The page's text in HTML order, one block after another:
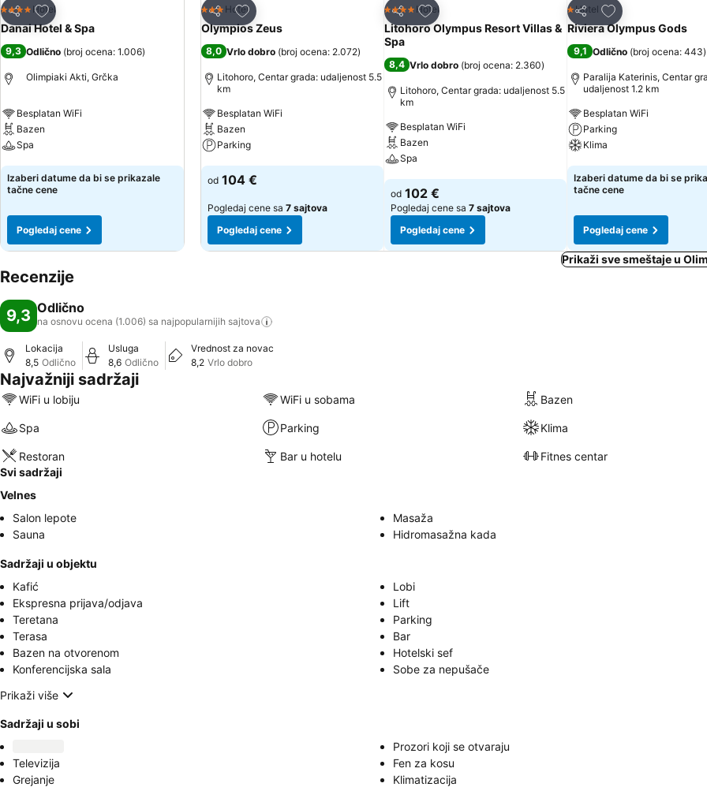
Deli
Dodati u favorite
4 Zvezdice
Hotel
Danai Hotel & Spa
9,3 Odlično (broj ocena: 1.006)
Olimpiaki Akti, Grčka
Besplatan WiFi
Bazen
Spa
Pogledaj cene
Izaberi datume da bi se prikazale
tačne cene
Pogledaj cene
Deli
Dodati u favorite
3 Zvezdice
Hotel
Olympios Zeus
8,0 Vrlo dobro (broj ocena: 2.072)
Litohoro, Centar grada: udaljenost 5.5
km
Besplatan WiFi
Bazen
Parking
Pogledaj cene
od 104 €
Pogledaj cene sa 7 sajtova
Pogledaj cene
Deli
Dodati u favorite
4 Zvezdice
Hotel
Litohoro Olympus Resort Villas &
Spa
8,4 Vrlo dobro (broj ocena: 2.360)
Litohoro, Centar grada: udaljenost 5.5
km
Besplatan WiFi
Bazen
Spa
Pogledaj cene
od 102 €
Pogledaj cene sa 7 sajtova
Pogledaj cene
Deli
Dodati u favorite
1 Zvezdice
Hotel
Riviera Olympus Gods
9,1 Odlično (broj ocena: 443)
Paralija Katerinis, Centar
udaljenost 1.2 km
Besplatan WiFi
Parking
Klima
Pogledaj cene
Izaberi datume da bi se
tačne cene
Pogledaj cene
Prikaži sve smeštaje u
Recenzije
9,3 Odlično
na osnovu ocena (1.006) sa najpopularnijih sajtova
Lokacija
8,5 Odlično
Usluga
8,6 Odlično
Vrednost za novac
8,2 Vrlo dobro
Najvažniji sadržaji
WiFi u lobiju WiFi u sobama Bazen
Spa Parking Klima
Restoran Bar u hotelu
Fitnes centar
Svi sadržaji
Velnes
Salon lepote
Masaža
Sauna
Hidromasažna kada
Sadržaji u objektu
Kafić
Lobi
Ekspresna prijava/odjava
Lift
Teretana
Parking
Terasa
Bar
Bazen na otvorenom
Hotelski sef
Konferencijska sala
Sobe za nepušače
Prikaži više
Sadržaji u sobi
Prozori koji se otvaraju
Televizija
Fen za kosu
Grejanje
Klimatizacija